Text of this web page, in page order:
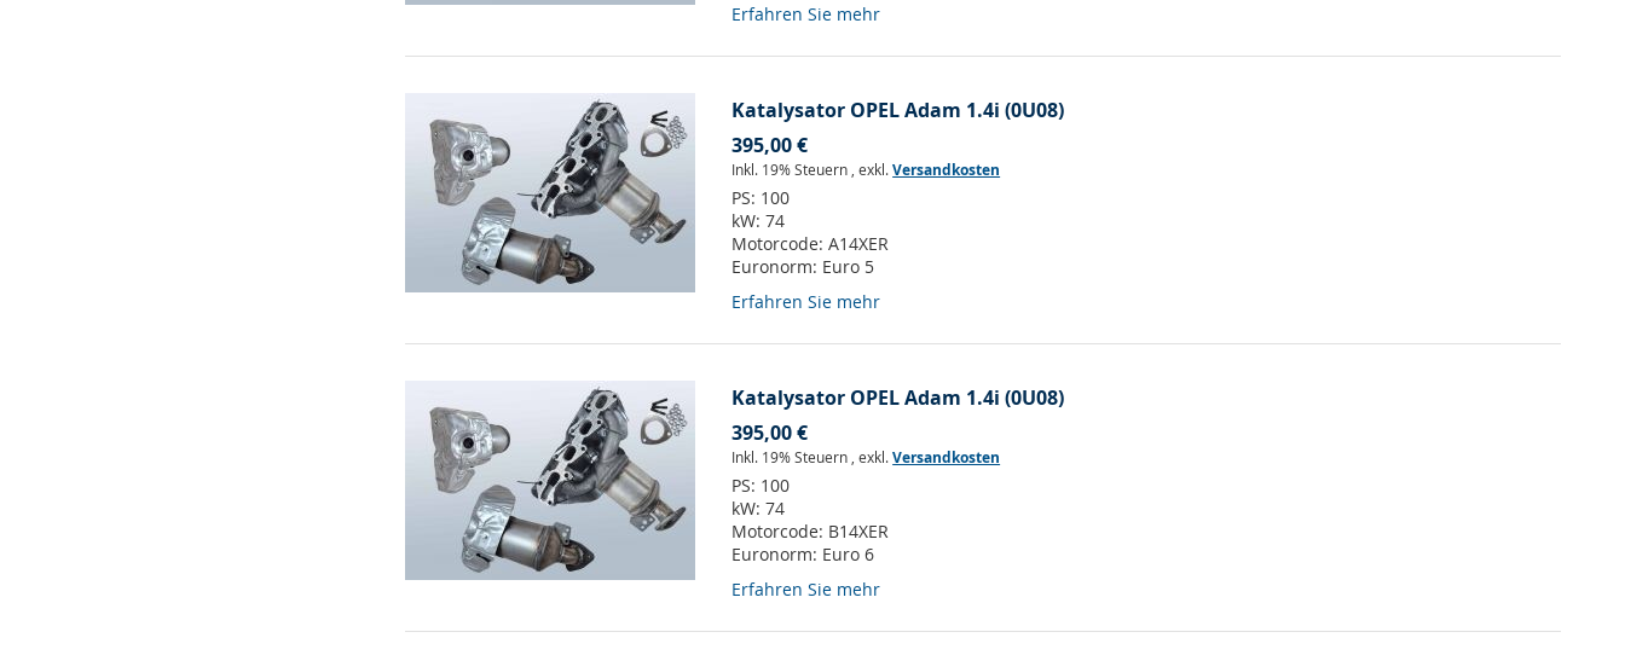
Erfahren Sie mehr
Katalysator OPEL Adam 1.4i (0U08)
395,00 €
Inkl. 19% Steuern ,exkl.Versandkosten
PS: 100
kW:74
Motorcode:A14XER
Euronorm: Euro 5
Erfahren Sie mehr
Katalysator OPEL Adam 1.4i (0U08)
395,00 €
Inkl. 19% Steuern ,exkl.Versandkosten
PS: 100
kW:74
Motorcode: B14XER
Euronorm: Euro 6
Erfahren Sie mehr